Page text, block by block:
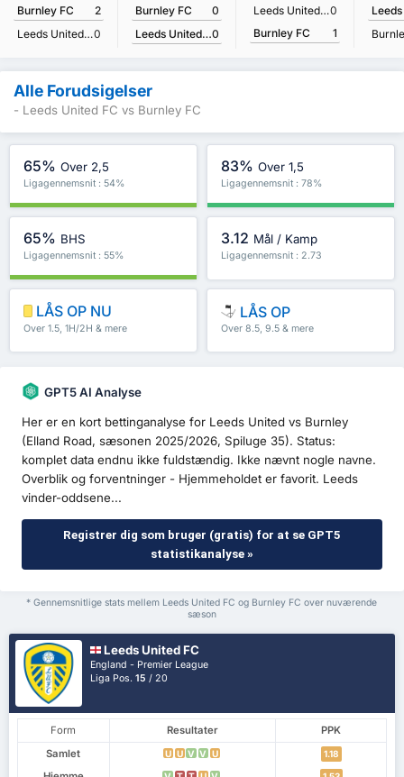
Burnley FC
2
Leeds United FC0
Burnley FC
0
Leeds United FC0
Leeds United FC0
Burnley FC
1
Alle Forudsigelser
- Leeds United FC vs Burnley FC
65% Over 2,5
Ligagennemsnit : 54%
83% Over 1,5
Ligagennemsnit : 78%
65% BHS
Ligagennemsnit : 55%
3.12 Mål / Kamp
Ligagennemsnit : 2.73
LÅS OP NU
Over 1.5, 1H/2H & mere
LÅS OP
Over 8.5, 9.5 & mere
GPT5 AI Analyse
Her er en kort bettinganalyse for Leeds United vs Burnley
(Elland Road, sæsonen 2025/2026, Spiluge 35). Status:
komplet data endnu ikke fuldstændig. Ikke nævnt nogle navne.
Overblik og forventninger - Hjemmeholdet er favorit. Leeds
vinder-oddsene...
Registrer dig som bruger (gratis) for at se GPT5
statistikanalyse »
* Gennemsnitlige stats mellem Leeds United FC og Burnley FC over nuværende
sæson
Leeds United FC
England - Premier League
Liga Pos.15 / 20
Form Resultater
PPK
Samlet
U U V V U 1.18